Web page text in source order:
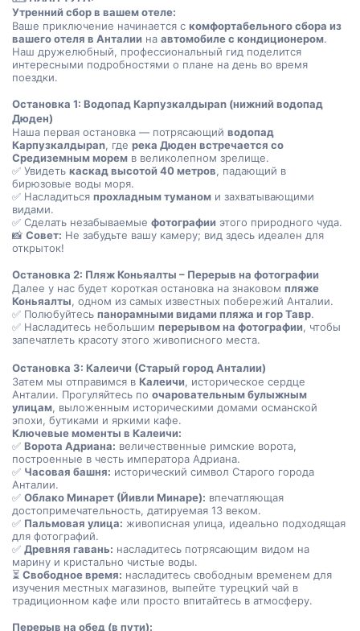
Утренний сбор в вашем отеле:
Ваше приключение начинается с комфортабельного сбора из
вашего отеля в Анталии на автомобиле с кондиционером.
Наш дружелюбный, профессиональный гид поделится
интересными подробностями о плане на день во время
поездки.
Остановка 1: Водопад Карпузкалдырan (нижний водопад
Дюден)
Наша первая остановка — потрясающий водопад
Карпузкалдырan, где река Дюден встречается со
Средиземным морем в великолепном зрелище.
✅ Увидеть каскад высотой 40 метров, падающий в
бирюзовые воды моря.
✅ Насладиться прохладным туманом и захватывающими
видами.
✅ Сделать незабываемые фотографии этого природного чуда.
📸 Совет: Не забудьте вашу камеру; вид здесь идеален для
открыток!
Остановка 2: Пляж Коньяалты – Перерыв на фотографии
Далее у нас будет короткая остановка на знаковом пляже
Коньяалты, одном из самых известных побережий Анталии.
✅ Полюбуйтесь панорамными видами пляжа и гор Тавр.
✅ Насладитесь небольшим перерывом на фотографии, чтобы
запечатлеть красоту этого живописного места.
Остановка 3: Калеичи (Старый город Анталии)
Затем мы отправимся в Калеичи, историческое сердце
Анталии. Прогуляйтесь по очаровательным булыжным
улицам, выложенным историческими домами османской
эпохи, бутиками и яркими кафе.
Ключевые моменты в Калеичи:
✅ Ворота Адриана: величественные римские ворота,
построенные в честь императора Адриана.
✅ Часовая башня: исторический символ Старого города
Анталии.
✅ Облако Минарет (Йивли Минаре): впечатляющая
достопримечательность, датируемая 13 веком.
✅ Пальмовая улица: живописная улица, идеально подходящая
для фотографий.
✅ Древняя гавань: насладитесь потрясающим видом на
марину и кристально чистые воды.
⏳ Свободное время: насладитесь свободным временем для
изучения местных магазинов, выпейте турецкий чай в
традиционном кафе или просто впитайтесь в атмосферу.
Перерыв на обед (в пути):